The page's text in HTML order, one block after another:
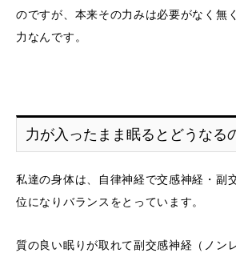
のですが、本来その力みは必要がなく無
力なんです。
力が入ったまま眠るとどうなる
私達の身体は、自律神経で交感神経・副
位になりバランスをとっています。
質の良い眠りが取れて副交感神経（ノン